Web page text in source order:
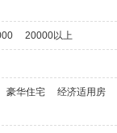
20000以上
豪华住宅 经济适用房